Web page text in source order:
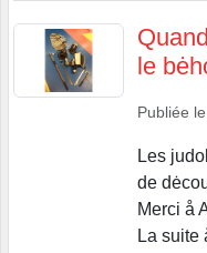
le
Publiée le
Les
de
Merci å
La suite